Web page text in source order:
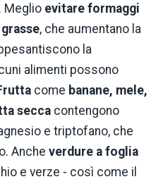
. Meglio evitare formaggi
, che aumentano la
la
alimenti possono
come banane, mele,
secca contengono
e triptofano, che
Anche verdure a foglia
e verze - così come il